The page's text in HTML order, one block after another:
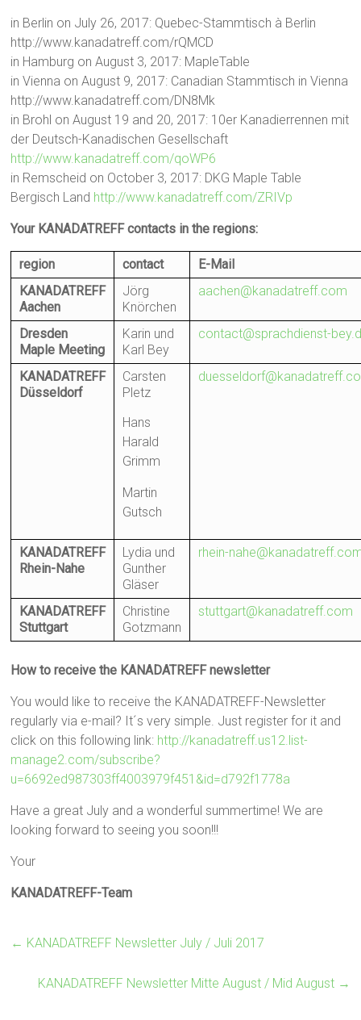
in Berlin on July 26, 2017: Quebec-Stammtisch à Berlin
http://www.kanadatreff.com/rQMCD
in Hamburg on August 3, 2017: MapleTable
in Vienna on August 9, 2017: Canadian Stammtisch in Vienna
http://www.kanadatreff.com/DN8Mk
in Brohl on August 19 and 20, 2017: 10er Kanadierrennen mit
der Deutsch-Kanadischen Gesellschaft
http://www.kanadatreff.com/qoWP6
in Remscheid on October 3, 2017: DKG Maple Table
Bergisch Land http://www.kanadatreff.com/ZRIVp
Your KANADATREFF contacts in the regions:
region contact
E-Mail
KANADATREFF
Aachen
Jörg
Knörchen
aachen@kanadatreff.com
Dresden
Maple Meeting
Karin und
Karl Bey
contact@sprachdienst-
KANADATREFF
Düsseldorf
Carsten
Pletz
Hans
Harald
Grimm
Martin
Gutsch
KANADATREFF
Rhein-Nahe
Lydia und
Gunther
Gläser
rhein-
KANADATREFF
Stuttgart
Christine
Gotzmann
stuttgart@kanadatreff.com
How to receive the KANADATREFF newsletter
You would like to receive the KANADATREFF-Newsletter
regularly via e-mail? It´s very simple. Just register for it and
click on this following link: http://kanadatreff.us12.list-
manage2.com/subscribe?
u=6692ed987303ff4003979f451&id=d792f1778a
Have a great July and a wonderful summertime! We are
looking forward to seeing you soon!!!
Your
KANADATREFF-Team
← KANADATREFF Newsletter July / Juli 2017
KANADATREFF Newsletter Mitte August / Mid August →